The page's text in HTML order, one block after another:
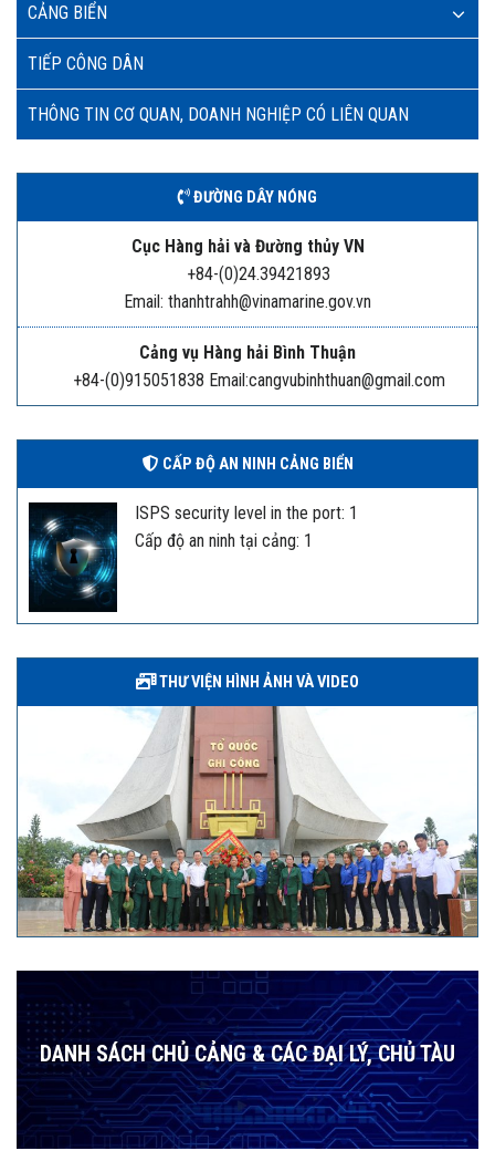
CẢNG BIỂN
TIẾP CÔNG DÂN
THÔNG TIN CƠ QUAN, DOANH NGHIỆP CÓ LIÊN QUAN
ĐƯỜNG DÂY NÓNG
Cục Hàng hải và Đường thủy VN
+84-(0)24.39421893
Email: thanhtrahh@vinamarine.gov.vn
Cảng vụ Hàng hải Bình Thuận
+84-(0)915051838 Email:cangvubinhthuan@gmail.com
CẤP ĐỘ AN NINH CẢNG BIỂN
ISPS security level in the port: 1
Cấp độ an ninh tại cảng: 1
THƯ VIỆN HÌNH ẢNH VÀ VIDEO
DANH SÁCH CHỦ CẢNG & CÁC ĐẠI LÝ, CHỦ TÀU